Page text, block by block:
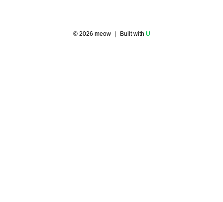
© 2026 meow｜ Built with U